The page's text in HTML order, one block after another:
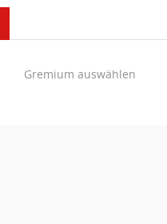
Gremium auswählen